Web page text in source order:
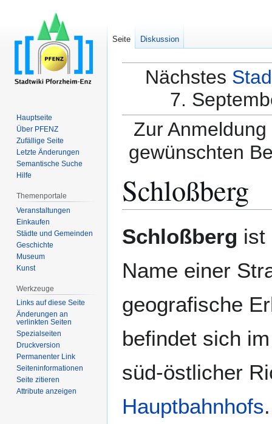
Nächstes
7.
Zur
gewünschten
Schloßberg
Navigation
Suche
Schloßberg ist
Name einer
geografische
befindet sich
süd-östlicher
Hauptbahnhofs
Seite Diskussion
Hauptseite
Über PFENZ
Zufällige Seite
Letzte Änderungen
Semantische Suche
Hilfe
Themenportale
Veranstaltungen
Einkaufen
Städte und Gemeinden
Geschichte
Museum
Kunst
Werkzeuge
Links auf diese Seite
Änderungen an
verlinkten Seiten
Spezialseiten
Druckversion
Permanenter Link
Seiten­­informationen
Seite zitieren
Attribute anzeigen